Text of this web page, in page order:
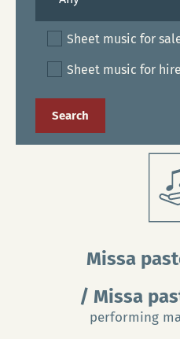
Sheet music for
Sheet music for hire
Missa
/ Missa
performing